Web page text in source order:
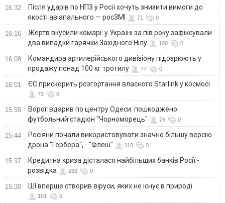
16:32
Після ударів по НПЗ у Росії хочуть знизити вимоги до
якості авіапального — росЗМІ
71 0
16:16
Жертв вкусили комарі: у Україні за пів року зафіксували
два випадки гарячки Західного Нілу
100 0
16:08
Командира артилерійського дивізіону підозрюють у
продажу понад 100 кг тротилу
77 0
16:01 ЄС прискорить розгортання власного Starlink у космосі
73 0
15:55
Ворог вдарив по центру Одеси: пошкоджено
футбольний стадіон "Чорноморець"
76 0
15:44
Росіяни почали використовувати значно більшу версію
дрона "Гербера", - "Флеш"
110 0
15:37
Кредитна криза дісталася найбільших банків Росії -
розвідка
282 0
15:30 ШІ вперше створив віруси, яких не існує в природі
191 0